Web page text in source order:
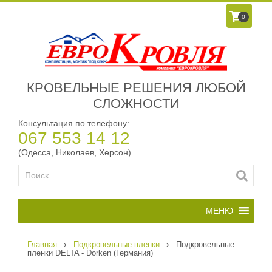
0
КРОВЕЛЬНЫЕ РЕШЕНИЯ ЛЮБОЙ
СЛОЖНОСТИ
Консультация по телефону:
067 553 14 12
(Одесса, Николаев, Херсон)
Главная Подкровельные пленки
Подкровельные
пленки DELTA - Dorken (Германия)